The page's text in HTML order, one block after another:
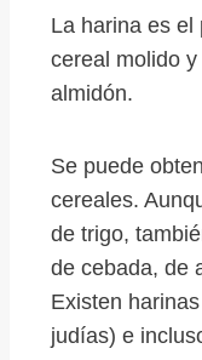
La harina es el
cereal molido
almidón.
Se puede
cereales.
de trigo,
de cebada, de
Existen
judías) e